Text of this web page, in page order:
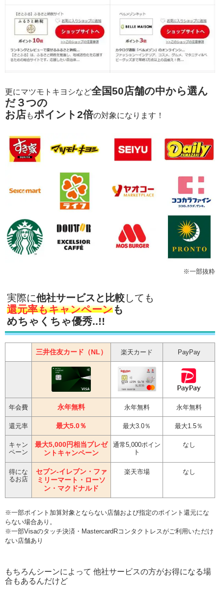
更にマツモトキヨシなど全国50店舗の中から選ん
だ３つの
お店もポイント2倍の対象になります！
※一部抜粋
実際に他社サービスと比較しても
還元率もキャンペーンも
めちゃくちゃ優秀..!!
三井住友カード（NL） 楽天カード PayPay
年会費 永年無料 永年無料 永年無料
還元率 最大5.0％ 最大3.0％ 最大1.5％
キャン
ペーン
最大5,000円相当プレゼ
ントキャンペーン
通常5,000ポイン
ト
なし
得にな
るお店
セブン-イレブン・ファ
ミリーマート・ローソ
ン・マクドナルド
楽天市場 なし
※一部ポイント加算対象とならない店舗および指定のポイント還元にな
らない場合あり。
※一部Visaのタッチ決済・MastercardRコンタクトレスがご利用いただけ
ない店舗あり
もちろんシーンによって 他社サービスの方がお得になる場
合もあるんだけど